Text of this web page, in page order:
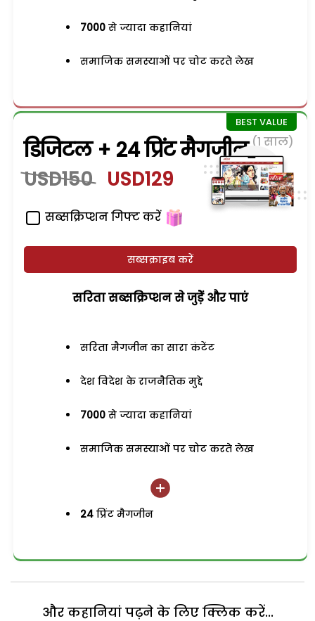
7000 से ज्यादा कहानियां
समाजिक समस्याओं पर चोट करते लेख
डिजिटल + 24 प्रिंट मैगजीन (1 साल)
USD150 USD129
सब्सक्रिप्शन गिफ्ट करें
सब्सक्राइब करें
सरिता सब्सक्रिप्शन से जुड़ेें और पाएं
सरिता मैगजीन का सारा कंटेंट
देश विदेश के राजनैतिक मुद्दे
7000 से ज्यादा कहानियां
समाजिक समस्याओं पर चोट करते लेख
24 प्रिंट मैगजीन
और कहानियां पढ़ने के लिए क्लिक करें...